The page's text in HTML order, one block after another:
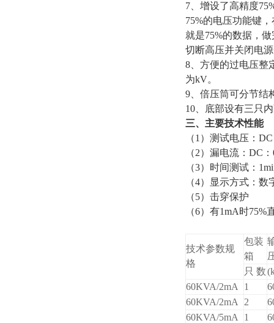
7、增设了高精度
75%的电压功能键
就是75%的数据，
切断高压并关闭电
8、方便的过电压整
为kV。
9、倍压筒可分节结
10、底部设有三只
三、主要技术性能
（1）测试电压：
（2）漏电流：DC
（3）时间测试：
（4）显示方式：数
（5）击穿保护
（6）有1mA时75%
技术参数规
格
包装
箱
只 数
60KVA/2mA
1
60KVA/2mA
2
60KVA/5mA
1